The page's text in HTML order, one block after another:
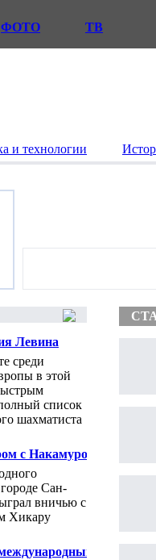
ФОТО ТВ
и технологии
Левина
среди
в этой
список
шахматиста
с Накамурой на
Сан-
вничью с
Хикару